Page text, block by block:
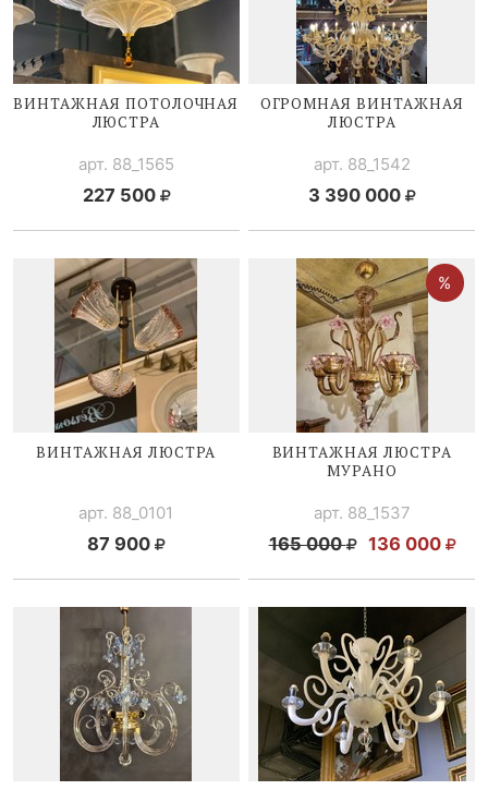
ВИНТАЖНАЯ ПОТОЛОЧНАЯ
ЛЮСТРА
арт. 88_1565
227 500
ОГРОМНАЯ ВИНТАЖНАЯ
ЛЮСТРА
арт. 88_1542
3 390 000
ВИНТАЖНАЯ ЛЮСТРА
арт. 88_0101
87 900
ВИНТАЖНАЯ ЛЮСТРА
МУРАНО
арт. 88_1537
165 000 136 000